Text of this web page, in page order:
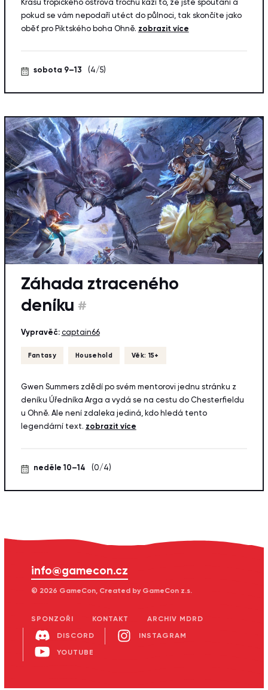
Krásu tropického ostrova trochu kazí to, že jste spoutaní a
pokud se vám nepodaří utéct do půlnoci, tak skončíte jako
oběť pro Piktského boha Ohně. zobrazit více
sobota 9–13 (4/5)
Záhada ztraceného
deníku #
Vypravěč: captain66
Fantasy Household Věk: 15+
Gwen Summers zdědí po svém mentorovi jednu stránku z
deníku Úředníka Arga a vydá se na cestu do Chesterfieldu
u Ohně. Ale není zdaleka jediná, kdo hledá tento
legendární text. zobrazit více
neděle 10–14 (0/4)
info@gamecon.cz
© 2026 GameCon, Created by GameCon z.s.
SPONZOŘI KONTAKT ARCHIV MDRD
DISCORD INSTAGRAM
YOUTUBE